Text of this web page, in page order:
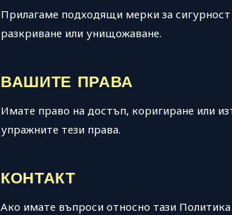
Прилагаме подходящи мерки за
разкриване или унищожаване.
ВАШИТЕ ПРАВА
Имате право на достъп, коригиране или
упражните тези права.
КОНТАКТ
Ако имате въпроси относно тази